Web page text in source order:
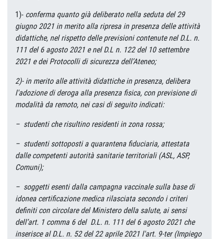
1)- conferma quanto già deliberato nella seduta del 29
giugno 2021 in merito alla ripresa in presenza delle attività
didattiche, nel rispetto delle previsioni contenute nel D.L. n.
111 del 6 agosto 2021 e nel D.L n. 122 del 10 settembre
2021 e dei Protocolli di sicurezza dell’Ateneo;
2)- in merito alle attività didattiche in presenza, delibera
l'adozione di deroga alla presenza fisica, con previsione di
modalità da remoto, nei casi di seguito indicati:
– studenti che risultino residenti in zona rossa;
– studenti sottoposti a quarantena fiduciaria, attestata
dalle competenti autorità sanitarie territoriali (ASL, ASP,
Comuni);
– soggetti esenti dalla campagna vaccinale sulla base di
idonea certificazione medica rilasciata secondo i criteri
definiti con circolare del Ministero della salute, ai sensi
dell’art. 1 comma 6 del D.L. n. 111 del 6 agosto 2021 che
inserisce al D.L. n. 52 del 22 aprile 2021 l'art. 9-ter (Impiego